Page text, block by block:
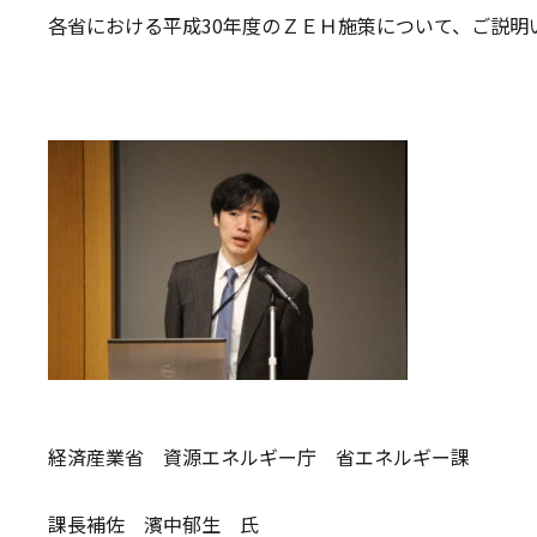
各省における平成30年度のＺＥＨ施策について、ご説明
経済産業省 資源エネルギー庁 省エネルギー課
課長補佐 濱中郁生 氏